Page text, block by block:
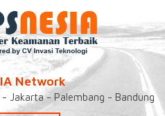
Network
Jakarta - Palembang - Bandung